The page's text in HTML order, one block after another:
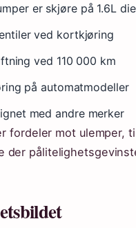
er skjøre på 1.6L
ved kortkjøring
ved 110 000 km
på automatmodeller
med andre merker
fordeler mot ulemper,
der